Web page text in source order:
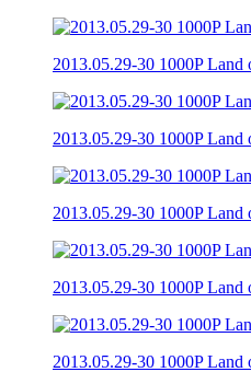
2013.05.29-30 1000P Land
2013.05.29-30 1000P Land
2013.05.29-30 1000P Land
2013.05.29-30 1000P Land
2013.05.29-30 1000P Land